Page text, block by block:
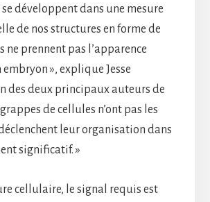
développent dans une mesure
de nos structures en forme de
ne prennent pas l’apparence
», explique Jesse
des deux principaux auteurs de
grappes de cellules n’ont pas les
leur organisation dans
significatif. »
cellulaire, le signal requis est